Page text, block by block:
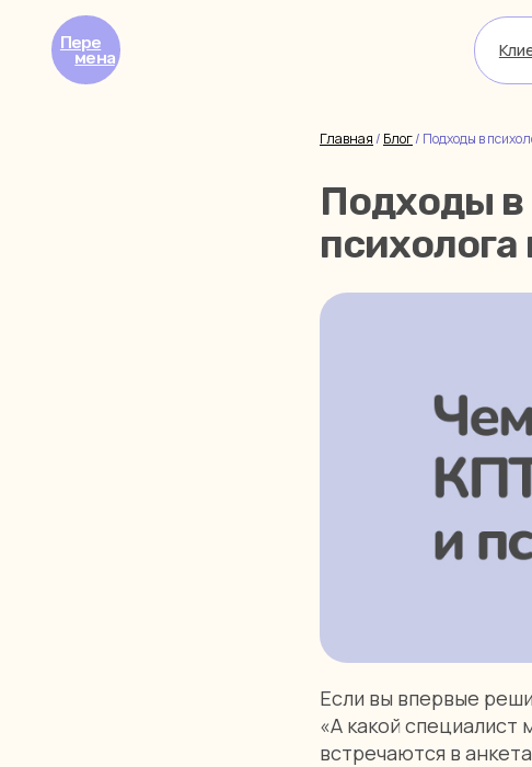
Клиентам
мена
Пере
Главная/ Блог/ Подходы в
Подходы в
Если вы впервые
«А какой
встречаются в